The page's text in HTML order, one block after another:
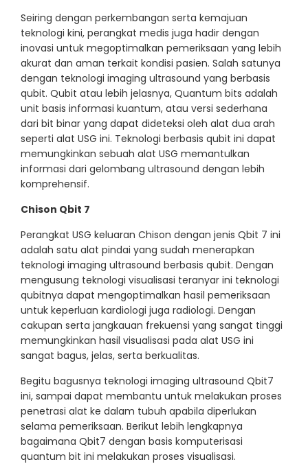
Seiring dengan perkembangan serta kemajuan
teknologi kini, perangkat medis juga hadir dengan
inovasi untuk megoptimalkan pemeriksaan yang lebih
akurat dan aman terkait kondisi pasien. Salah satunya
dengan teknologi imaging ultrasound yang berbasis
qubit. Qubit atau lebih jelasnya, Quantum bits adalah
unit basis informasi kuantum, atau versi sederhana
dari bit binar yang dapat dideteksi oleh alat dua arah
seperti alat USG ini. Teknologi berbasis qubit ini dapat
memungkinkan sebuah alat USG memantulkan
informasi dari gelombang ultrasound dengan lebih
komprehensif.
Chison Qbit 7
Perangkat USG keluaran Chison dengan jenis Qbit 7 ini
adalah satu alat pindai yang sudah menerapkan
teknologi imaging ultrasound berbasis qubit. Dengan
mengusung teknologi visualisasi teranyar ini teknologi
qubitnya dapat mengoptimalkan hasil pemeriksaan
untuk keperluan kardiologi juga radiologi. Dengan
cakupan serta jangkauan frekuensi yang sangat tinggi
memungkinkan hasil visualisasi pada alat USG ini
sangat bagus, jelas, serta berkualitas.
Begitu bagusnya teknologi imaging ultrasound Qbit7
ini, sampai dapat membantu untuk melakukan proses
penetrasi alat ke dalam tubuh apabila diperlukan
selama pemeriksaan. Berikut lebih lengkapnya
bagaimana Qbit7 dengan basis komputerisasi
quantum bit ini melakukan proses visualisasi.